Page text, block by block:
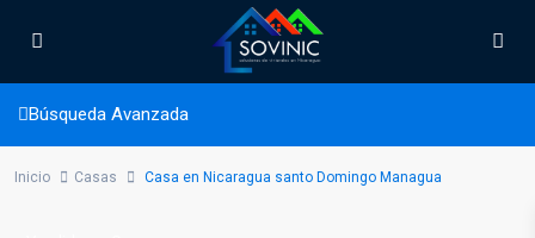
Búsqueda Avanzada
Inicio Casas Casa en Nicaragua santo Domingo Managua